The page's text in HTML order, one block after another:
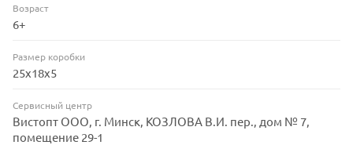
Возраст
6+
Размер коробки
25x18x5
Сервисный центр
Вистопт ООО, г. Минск, КОЗЛОВА В.И. пер., дом № 7,
помещение 29-1